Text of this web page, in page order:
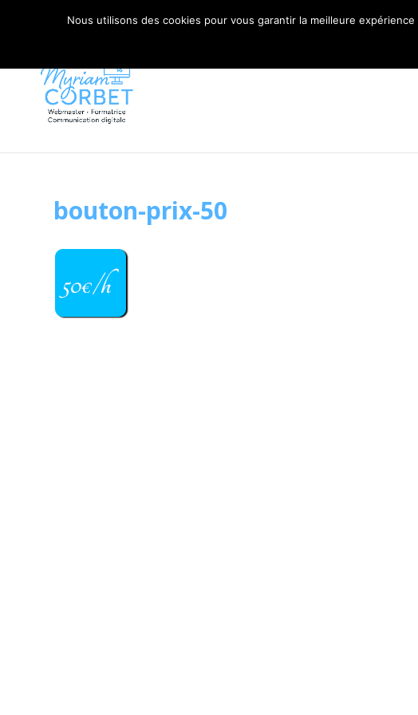
06 79 42 10 00 CONTACT@MYRIAM-CORBET.NET
bouton-prix-50
Nous utilisons des cookies pour vous garantir la meilleure